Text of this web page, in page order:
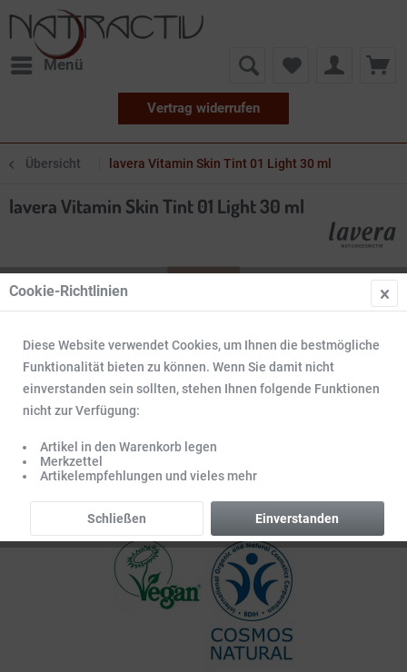
Menü
Vertrag widerrufen
Übersicht lavera Vitamin Skin Tint 01 Light 30 ml
lavera Vitamin Skin Tint 01 Light 30 ml
Cookie-Richtlinien
Diese Website verwendet Cookies, um Ihnen die bestmögliche
Funktionalität bieten zu können. Wenn Sie damit nicht
einverstanden sein sollten, stehen Ihnen folgende Funktionen
nicht zur Verfügung:
Artikel in den Warenkorb legen
Merkzettel
Artikelempfehlungen und vieles mehr
Einverstanden
Schließen